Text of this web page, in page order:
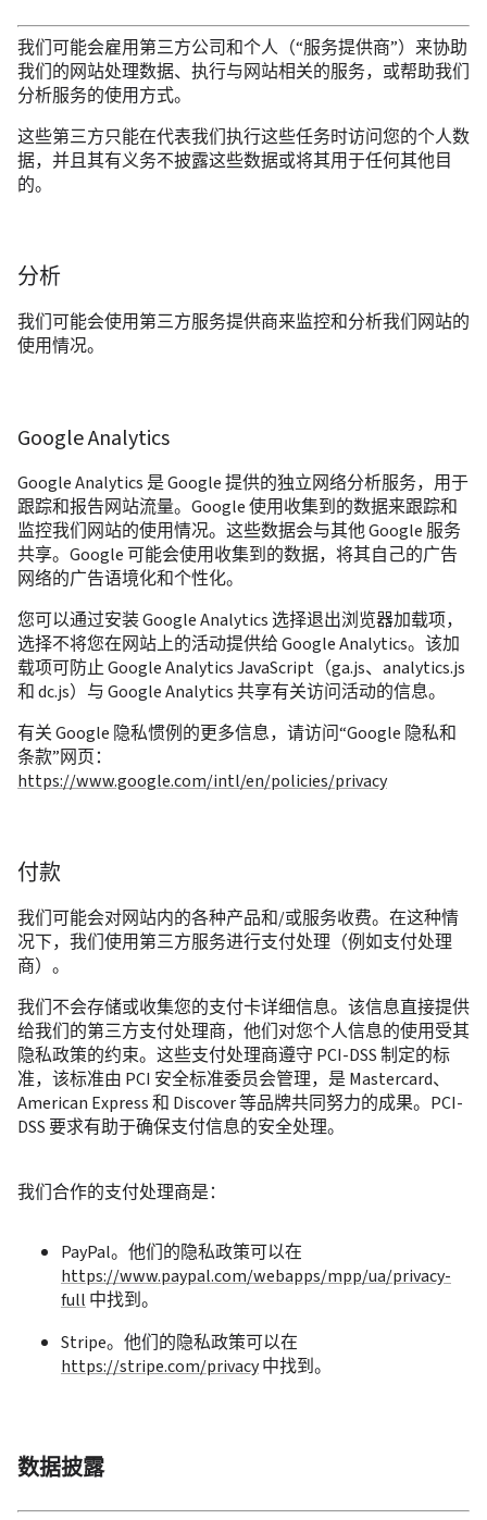
我们可能会雇用第三方公司和个人（“服务提供商”）来协助
我们的网站处理数据、执行与网站相关的服务，或帮助我们
分析服务的使用方式。
这些第三方只能在代表我们执行这些任务时访问您的个人数
据，并且其有义务不披露这些数据或将其用于任何其他目
的。
分析
我们可能会使用第三方服务提供商来监控和分析我们网站的
使用情况。
Google Analytics
Google Analytics 是 Google 提供的独立网络分析服务，用于
跟踪和报告网站流量。Google 使用收集到的数据来跟踪和
监控我们网站的使用情况。这些数据会与其他 Google 服务
共享。Google 可能会使用收集到的数据，将其自己的广告
网络的广告语境化和个性化。
您可以通过安装 Google Analytics 选择退出浏览器加载项，
选择不将您在网站上的活动提供给 Google Analytics。该加
载项可防止 Google Analytics JavaScript（ga.js、analytics.js
和 dc.js）与 Google Analytics 共享有关访问活动的信息。
有关 Google 隐私惯例的更多信息，请访问“Google 隐私和
条款”网页：
https://www.google.com/intl/en/policies/privacy
付款
我们可能会对网站内的各种产品和/或服务收费。在这种情
况下，我们使用第三方服务进行支付处理（例如支付处理
商）。
我们不会存储或收集您的支付卡详细信息。该信息直接提供
给我们的第三方支付处理商，他们对您个人信息的使用受其
隐私政策的约束。这些支付处理商遵守 PCI-DSS 制定的标
准，该标准由 PCI 安全标准委员会管理，是 Mastercard、
American Express 和 Discover 等品牌共同努力的成果。PCI-
DSS 要求有助于确保支付信息的安全处理。
我们合作的支付处理商是：
https://www.paypal.com/webapps/mpp/ua/privacy-
full 中找到。
https://stripe.com/privacy 中找到。
数据披露